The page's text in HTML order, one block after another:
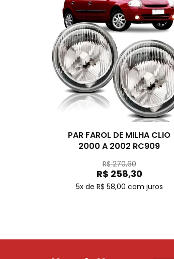
PAR FAROL DE MILHA CLIO
2000 A 2002 RC909
R$ 270,60
R$ 258,30
5x de R$ 58,00 com juros